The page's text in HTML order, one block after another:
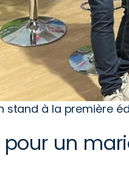
stand à la première
un